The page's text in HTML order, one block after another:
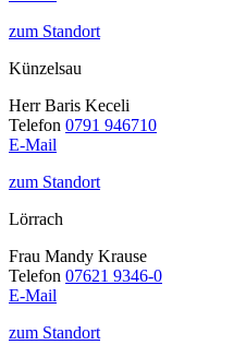
zum Standort
Künzelsau
Herr Baris Keceli
Telefon 0791 946710
E-Mail
zum Standort
Lörrach
Frau Mandy Krause
Telefon 07621 9346-0
E-Mail
zum Standort